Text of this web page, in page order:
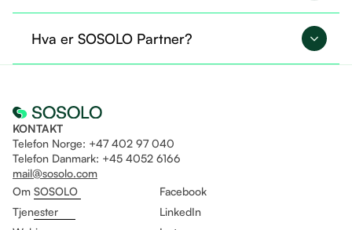
bruker. I tillegg får du mulighet til å ta i bruk flere
Hva er SOSOLO Partner?
KONTAKT
Telefon Norge: +47 402 97 040
Telefon Danmark: +45 4052 6166
mail@sosolo.com
Om SOSOLO
Tjenester
Facebook
LinkedIn